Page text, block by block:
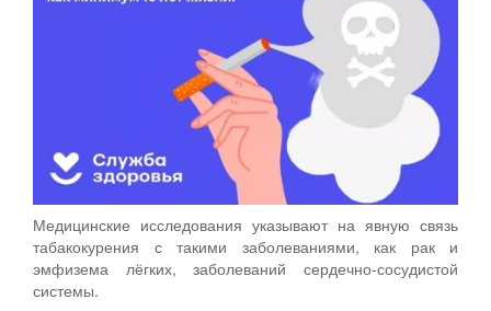
Медицинские исследования указывают на явную связь
табакокурения с такими заболеваниями, как рак и
эмфизема лёгких, заболеваний сердечно-сосудистой
системы.